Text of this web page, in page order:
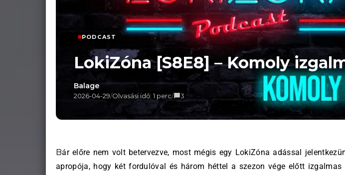
PODCAST
LokiZóna [S8E8] – Komoly
Balage
2026-04-29/Olvasási idő: 1 perc/ 3
Bár előre nem volt betervezve, most mégis egy LokiZóna adással jelentkezünk. Ennek az a legfőbb
apropója, hogy két fordulóval és három héttel a szezon vége előtt izgalmas